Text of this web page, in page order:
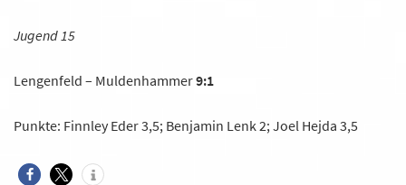
Jugend 15
Lengenfeld – Muldenhammer9:1
Punkte: Finnley Eder 3,5; Benjamin Lenk 2; Joel Hejda 3,5